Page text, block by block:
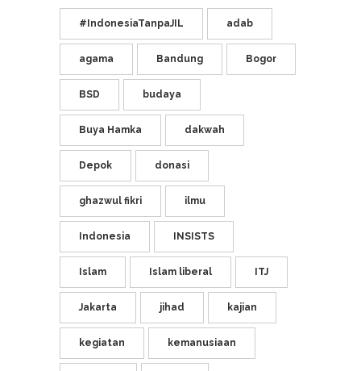
#IndonesiaTanpaJIL adab
agama Bandung Bogor
BSD budaya
Buya Hamka dakwah
Depok donasi
ghazwul fikri ilmu
Indonesia INSISTS
Islam Islam liberal ITJ
Jakarta jihad kajian
kegiatan kemanusiaan